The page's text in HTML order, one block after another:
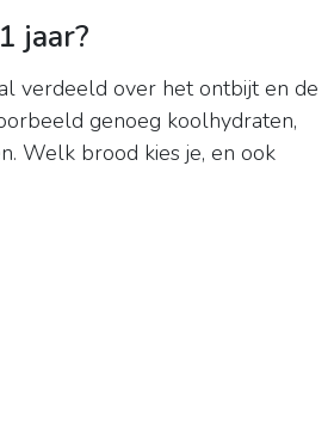
jaar?
verdeeld over het ontbijt en de
genoeg koolhydraten,
Welk brood kies je, en ook